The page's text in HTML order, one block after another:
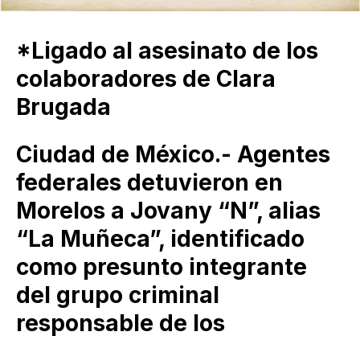
*Ligado al asesinato de los
colaboradores de Clara
Brugada
Ciudad de México.- Agentes
federales detuvieron en
Morelos a Jovany “N”, alias
“La Muñeca”, identificado
como presunto integrante
del grupo criminal
responsable de los